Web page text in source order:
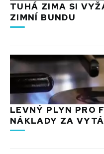
TUHÁ ZIMA SI
ZIMNÍ BUNDU
LEVNÝ PLYN PRO
NÁKLADY ZA